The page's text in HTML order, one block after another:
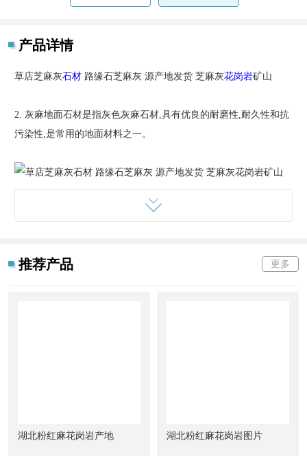
产品详情
草店芝麻灰石材路缘石芝麻灰 源产地发货 芝麻灰花岗岩矿山
2. 灰麻地面石材是指灰色灰麻石材,具有优良的耐磨性,耐久性和抗
污染性,是常用的地面材料之一。
草店芝麻灰石材 路缘石芝麻灰 源产地发货 芝麻灰花岗岩矿山
草店芝麻灰石材 路缘石芝麻灰 源产地发货 芝麻灰花岗岩矿山
推荐产品 更多
湖北粉红麻花岗岩产地 湖北粉红麻花岗岩图片